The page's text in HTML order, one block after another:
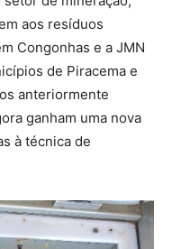
aos resíduos
Congonhas e a JMN
de Piracema e
anteriormente
ganham uma nova
à técnica de